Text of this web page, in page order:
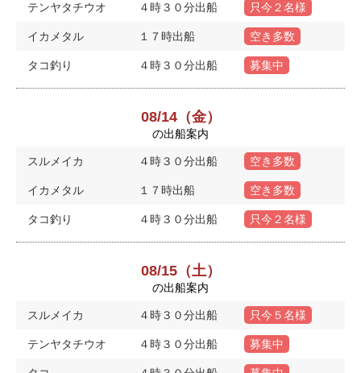
テンヤタチウオ ４時３０分出船 只今２名様
イカメタル １７時出船 空き多数
タコ釣り ４時３０分出船 募集中
08/14（金）
の出船案内
スルメイカ ４時３０分出船 空き多数
イカメタル １７時出船 空き多数
タコ釣り ４時３０分出船 只今２名様
08/15（土）
の出船案内
スルメイカ ４時３０分出船 只今５名様
テンヤタチウオ ４時３０分出船 募集中